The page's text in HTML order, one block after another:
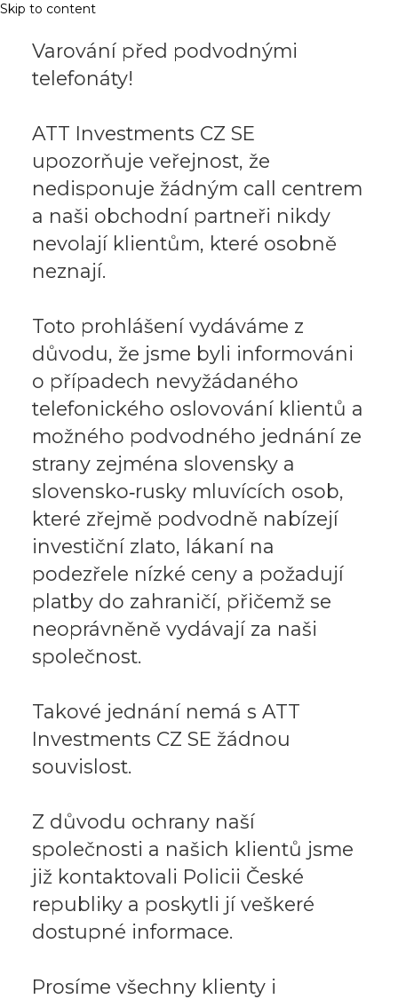
Skip to content
Varování před podvodnými
telefonáty!
ATT Investments CZ SE
upozorňuje veřejnost, že
nedisponuje žádným call centrem
a naši obchodní partneři nikdy
nevolají klientům, které osobně
neznají.
Toto prohlášení vydáváme z
důvodu, že jsme byli informováni
o případech nevyžádaného
telefonického oslovování klientů a
možného podvodného jednání ze
strany zejména slovensky a
slovensko‑rusky mluvících osob,
které zřejmě podvodně nabízejí
investiční zlato, lákaní na
podezřele nízké ceny a požadují
platby do zahraničí, přičemž se
neoprávněně vydávají za naši
společnost.
Takové jednání nemá s ATT
Investments CZ SE žádnou
souvislost.
Z důvodu ochrany naší
společnosti a našich klientů jsme
již kontaktovali Policii České
republiky a poskytli jí veškeré
dostupné informace.
Prosíme všechny klienty i